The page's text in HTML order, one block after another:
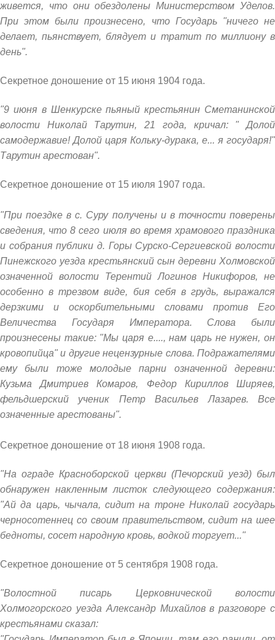
живется, что они обездолены Министерством Уделов.
При этом были произнесено, что Государь "ничего не
делает, пьянствует, блядует и тратит по миллиону в
день".
Секретное доношение от 15 июня 1904 года.
"9 июня в Шенкурске пьяный крестьянин Сметанинской
волости Николай Тарутин, 21 года, кричал: " Долой
самодержавие! Долой царя Кольку-дурака, е... я государя!"
Тарутин арестован".
Секретное доношение от 15 июля 1907 года.
"При поездке в с. Суру получены и в точности поверены
сведения, что 8 сего июля во время храмового праздника
и собрания публики д. Горы Сурско-Сергиевской волости
Пинежского уезда крестьянский сын деревни Холмовской
означенной волости Терентий Логинов Никифоров, не
особенно в трезвом виде, бия себя в грудь, выражался
дерзкими и оскорбительными словами против Его
Величества Государя Императора. Слова были
произнесены такие: "Мы царя е...., нам царь не нужен, он
кровопийца" и другие нецензурные слова. Подражателями
ему были тоже молодые парни означенной деревни:
Кузьма Дмитриев Комаров, Федор Кириллов Ширяев,
фельдшерский ученик Петр Васильев Лазарев. Все
означенные арестованы".
Секретное доношение от 18 июня 1908 года.
"На ограде Красноборской церкви (Печорский уезд) был
обнаружен накленным листок следующего содержания:
"Ай да царь, чычала, сидит на троне Николай государь
черносотеннец со своим правительством, сидит на шее
бедноты, сосет народную кровь, водкой торгует..."
Секретное доношение от 5 сентября 1908 года.
"Волостной писарь Церковнической волости
Холмогорского уезда Александр Михайлов в разговоре с
крестьянами сказал: